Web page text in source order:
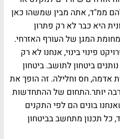
ממ"ד, אתה מבין שמשהו כאן
היא כבר לא רק פתרון
המגן של העורף האזרחי.
פינוי בינוי, אנחנו לא רק
ביטחון לתושב. ביטחון
אדמה, חס וחלילה. זה הופך את
יותר.התחום של ההתחדשות
בונים הם לפי התקנים
כל תכנון מתחשב בביטחון